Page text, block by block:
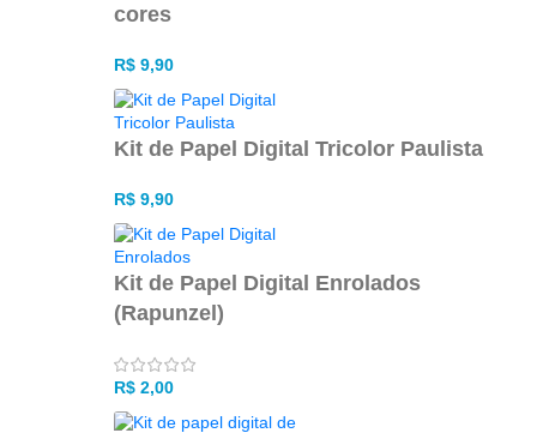
cores
R$9,90
Kit de Papel Digital Tricolor Paulista
R$9,90
Kit de Papel Digital Enrolados
(Rapunzel)
R$2,00